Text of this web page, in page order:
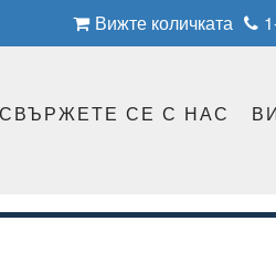
Вижте количката
СВЪРЖЕТЕ СЕ С НАС